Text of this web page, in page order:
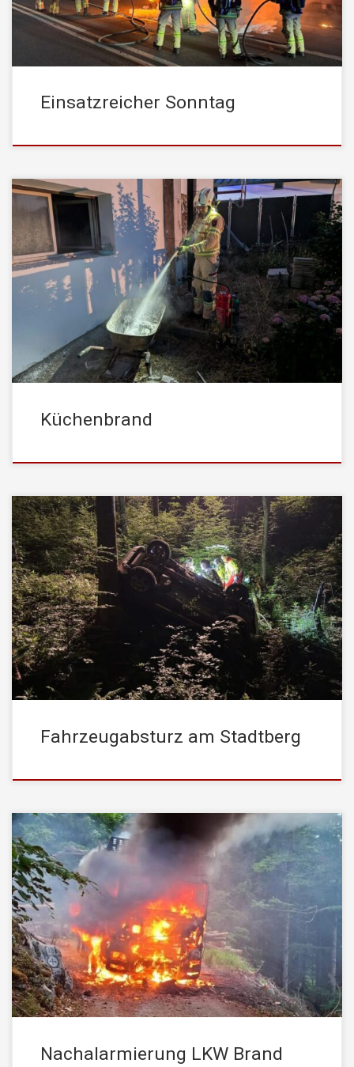
im Freien […]
Einsatzreicher Sonntag
Am 26.06. um 21:35 Uhr wurde die STADTFEUERWEHR
Kufstein mit dem Einsatzstichwort „Brand EFH Stockwerk“ in den
Stadtteil Zell alarmiert. Vor Ort wurde ein Fettbrand in einer Küche
festgestellt. Der Bewohner hatte bereits eigene Löschversuche
unternommen und sich dabei leicht verletzt. Die
STADTFEUERWEHR Kufstein brachte die Lage unter schwerem
Atemschutz […]
Küchenbrand
Am 14. Juni 2026, am Sonntagabend wurde die
STADTFEUERWEHR Kufstein um 23:02 Uhr zu einem
Verkehrsunfall am Stadtberg alarmiert. Ein Pkw war am Bobweg,
kurz vor der Abzweigung zur Dickichtkapelle, von der Fahrbahn
abgekommen, stürzte rund 50 Meter über eine steile Böschung
ab und kam im dichten Unterholz auf dem […]
Fahrzeugabsturz am Stadtberg
Gestern Abend wurde die STADTFEUERWEHR Kufstein gegen
20:00 Uhr zu einem LKW-Brand nach Landl in der Gemeinde
Thiersee nachalarmiert. Auf rund 1.100 Metern Seehöhe war ein
LKW im Zuge von Ladetätigkeiten aus bisher ungeklärter Ursache
in Brand geraten. Die STADTFEUERWEHR Kufstein wurde mit
dem Tanklöschfahrzeug zur Unterstützung der bereits im […]
Nachalarmierung LKW Brand